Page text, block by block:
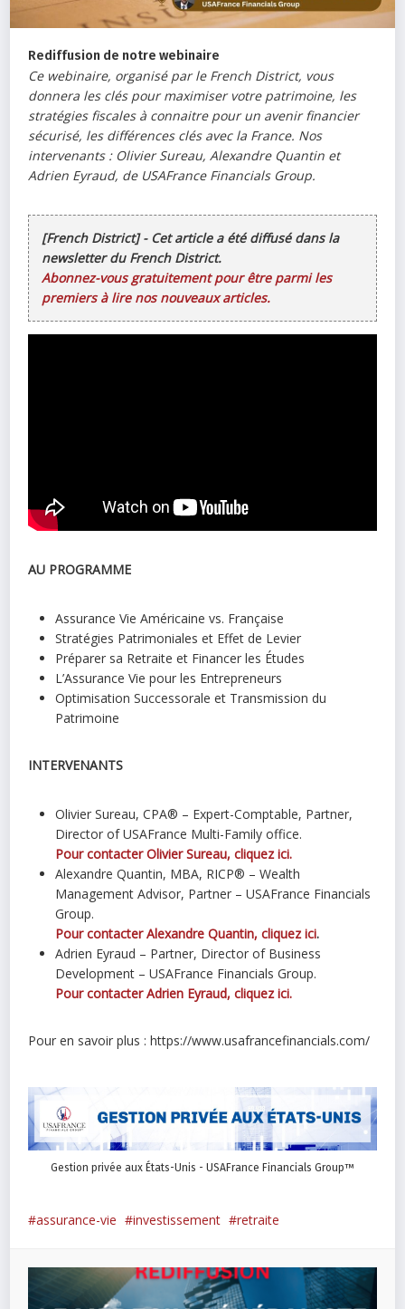
Rediffusion de notre webinaire
Ce webinaire, organisé par le French District, vous
donnera les clés pour maximiser votre patrimoine, les
stratégies fiscales à connaitre pour un avenir financier
sécurisé, les différences clés avec la France. Nos
intervenants : Olivier Sureau, Alexandre Quantin et
Adrien Eyraud, de USAFrance Financials Group.
[French District] - Cet article a été diffusé dans la
newsletter du French District.
Abonnez-vous gratuitement pour être parmi les
premiers à lire nos nouveaux articles.
AU PROGRAMME
Assurance Vie Américaine vs. Française
Stratégies Patrimoniales et Effet de Levier
Préparer sa Retraite et Financer les Études
L’Assurance Vie pour les Entrepreneurs
Optimisation Successorale et Transmission du
Patrimoine
INTERVENANTS
Olivier Sureau, CPA® – Expert-Comptable, Partner,
Director of USAFrance Multi-Family office.
Pour contacter Olivier Sureau, cliquez ici.
Alexandre Quantin, MBA, RICP® – Wealth
Management Advisor, Partner – USAFrance Financials
Group.
Pour contacter Alexandre Quantin, cliquez ici.
Adrien Eyraud – Partner, Director of Business
Development – USAFrance Financials Group.
Pour contacter Adrien Eyraud, cliquez ici.
Pour en savoir plus : https://www.usafrancefinancials.com/
Gestion privée aux États-Unis - USAFrance Financials Group™
assurance-vie investissement retraite